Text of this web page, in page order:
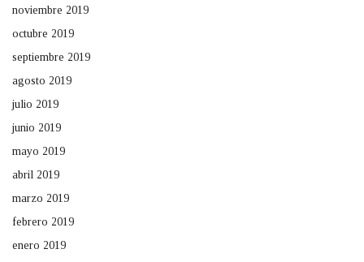
noviembre 2019
octubre 2019
septiembre 2019
agosto 2019
julio 2019
junio 2019
mayo 2019
abril 2019
marzo 2019
febrero 2019
enero 2019